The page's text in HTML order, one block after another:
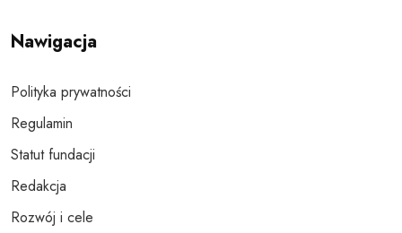
Nawigacja
Polityka prywatności
Regulamin
Statut fundacji
Redakcja
Rozwój i cele